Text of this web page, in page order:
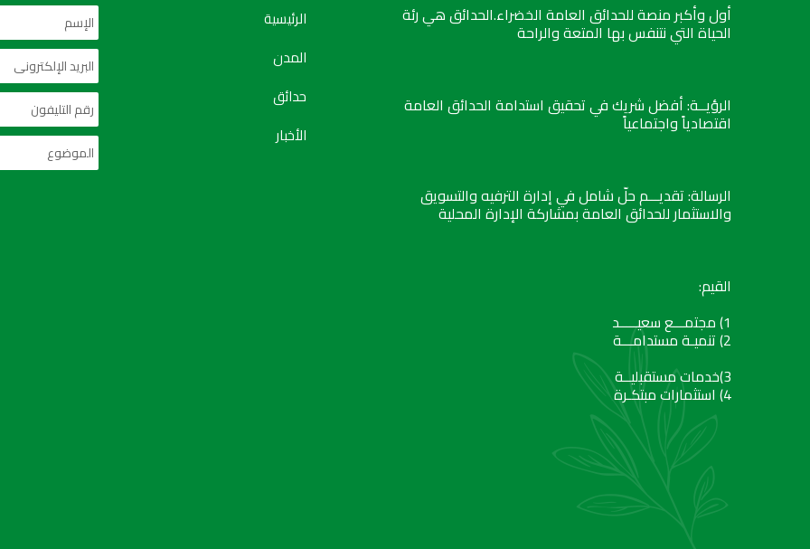
أول وأكبر منصة للحدائق العامة الخضراء.الحدائق هي رئة
الحياة التي نتنفس بها المتعة والراحة
الرؤيــة: أفضل شريك في تحقيق استدامة الحدائق العامة
اقتصادياً واجتماعياً
الرسالة: تقديـــم حلّ شامل في إدارة الترفيه والتسويق
والاستثمار للحدائق العامة بمشاركة الإدارة المحلية
القيم:
1) مجتمـــع سعيـــــد
2) تنميـة مستدامـــة
3)خدمات مستقبليــة
4) استثمارات مبتكـرة
الرئيسية
المدن
حدائق
الأخبار